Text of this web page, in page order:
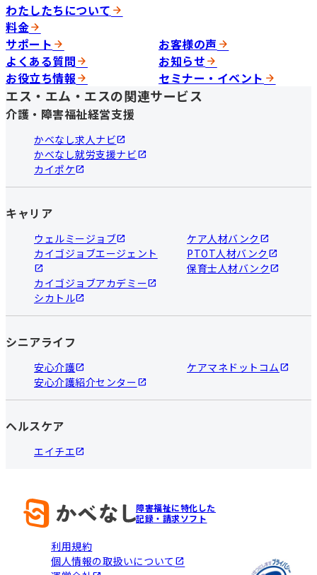
わたしたちについて
料金
サポート
お客様の声
よくある質問
お知らせ
お役立ち情報
セミナー・イベント
エス・エム・エスの関連サービス
介護・障害福祉経営支援
かべなし求人ナビ
かべなし就労支援ナビ
カイポケ
キャリア
ウェルミージョブ
カイゴジョブエージェント
カイゴジョブアカデミー
シカトル
ケア人材バンク
PTOT人材バンク
保育士人材バンク
シニアライフ
安心介護
安心介護紹介センター
ケアマネドットコム
ヘルスケア
エイチエ
障害福祉に特化した
記録・請求ソフト
利用規約
個人情報の取扱いについて